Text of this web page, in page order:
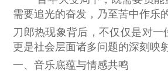
需要追光的奋发，乃至苦中作乐的
刀郎热现象背后，不仅仅是对一
更是社会层面诸多问题的深刻映
一、音乐底蕴与情感共鸣